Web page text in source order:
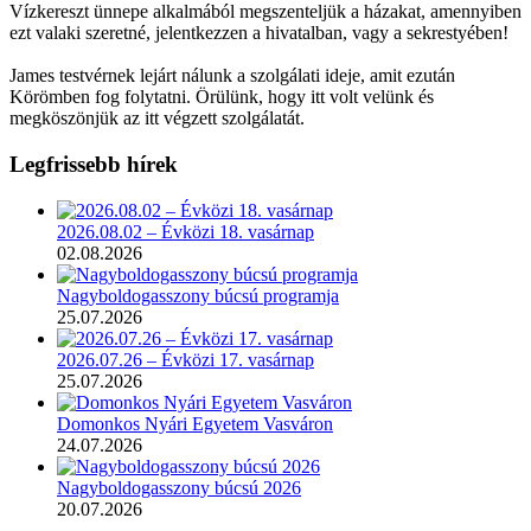
Vízkereszt ünnepe alkalmából megszenteljük a házakat, amennyiben
ezt valaki szeretné, jelentkezzen a hivatalban, vagy a sekrestyében!
James testvérnek lejárt nálunk a szolgálati ideje, amit ezután
Körömben fog folytatni. Örülünk, hogy itt volt velünk és
megköszönjük az itt végzett szolgálatát.
Legfrissebb hírek
2026.08.02 – Évközi 18. vasárnap
02.08.2026
Nagyboldogasszony búcsú programja
25.07.2026
2026.07.26 – Évközi 17. vasárnap
25.07.2026
Domonkos Nyári Egyetem Vasváron
24.07.2026
Nagyboldogasszony búcsú 2026
20.07.2026